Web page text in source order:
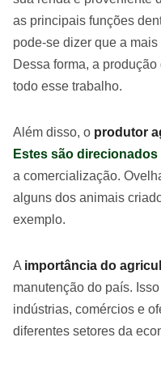
as principais funções
pode-se dizer que a
Dessa forma, a
todo esse trabalho.
Além disso, o produtor
Estes são
a comercialização.
alguns dos animais
exemplo.
A importância do
manutenção do país.
indústrias, comércios e
diferentes setores da